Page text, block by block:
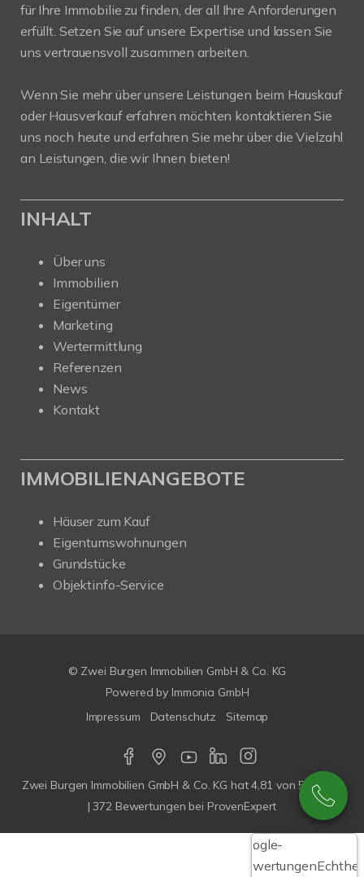
für Ihre Immobilie zu finden, der all Ihre Anforderungen
erfüllt. Setzen Sie auf unsere Expertise und lassen Sie
uns vertrauensvoll zusammen arbeiten.
Wenn Sie mehr über unsere Leistungen beim Hauskauf
oder Hausverkauf erfahren möchten kontaktieren Sie
uns noch heute und erfahren Sie mehr über die Vielzahl
an Leistungen, die wir Ihnen bieten!
INHALT
Über uns
Immobilien
Eigentümer
Marketing
Wertermittlung
Referenzen
News
Kontakt
IMMOBILIENANGEBOTE
Häuser zum Kauf
Eigentumswohnungen
Grundstücke
Objektinfo-Service
© Zwei Burgen Immobilien GmbH & Co. KG
Powered by Immonia GmbH
Impressum
Datenschutz Sitemap
Zwei Burgen Immobilien GmbH & Co. KG hat4,81 von5Sterne
|372 Bewertungen bei ProvenExpert
Google-
Bewertungen